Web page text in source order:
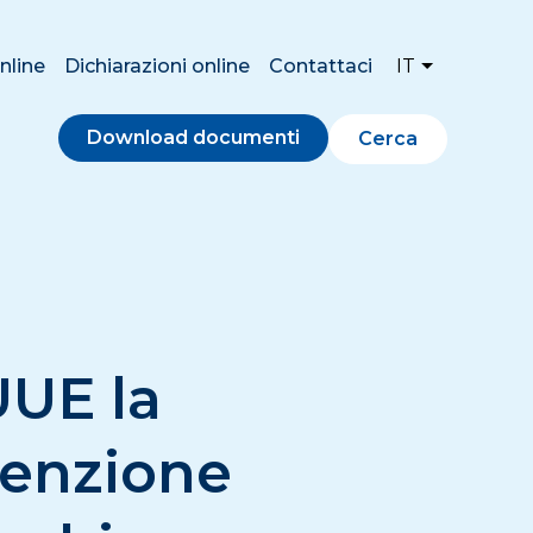
Dichiarazioni online Contattaci IT
Download documenti Cerca
la